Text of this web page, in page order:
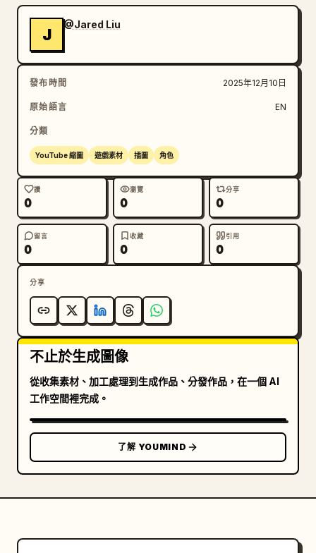
J
@Jared Liu
發布時間 2025年12月10日
原始語言 EN
分類
YouTube 縮圖 遊戲素材 插圖 角色
讚
0
瀏覽
0
分享
0
留言
0
收藏
0
引用
0
分享
不止於生成圖像
從收集素材、加工處理到生成作品、分發作品，在一個 AI
工作空間裡完成。
了解 YOUMIND